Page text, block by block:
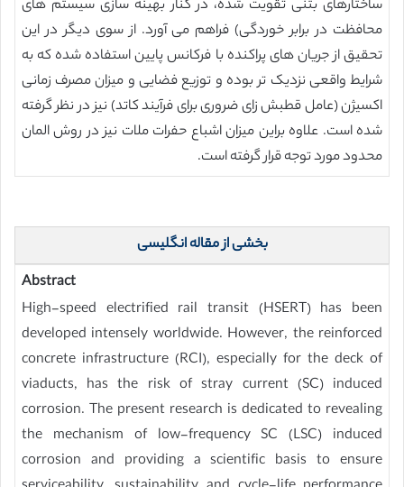
ساختارهای بتنی تقویت شده، در کنار بهینه سازی سیستم های
محافظت در برابر خوردگی) فراهم می آورد. از سوی دیگر در این
تحقیق از جریان های پراکنده با فرکانس پایین استفاده شده که به
شرایط واقعی نزدیک تر بوده و توزیع فضایی و میزان مصرف زمانی
اکسیژن (عامل قطبش زای ضروری برای فرآیند کاتد) نیز در نظر گرفته
شده است. علاوه براین میزان اشباع حفرات ملات نیز در روش المان
محدود مورد توجه قرار گرفته است.
بخشی از مقاله انگلیسی
Abstract
High-speed electrified rail transit (HSERT) has been
developed intensely worldwide. However, the reinforced
concrete infrastructure (RCI), especially for the deck of
viaducts, has the risk of stray current (SC) induced
corrosion. The present research is dedicated to revealing
the mechanism of low-frequency SC (LSC) induced
corrosion and providing a scientific basis to ensure